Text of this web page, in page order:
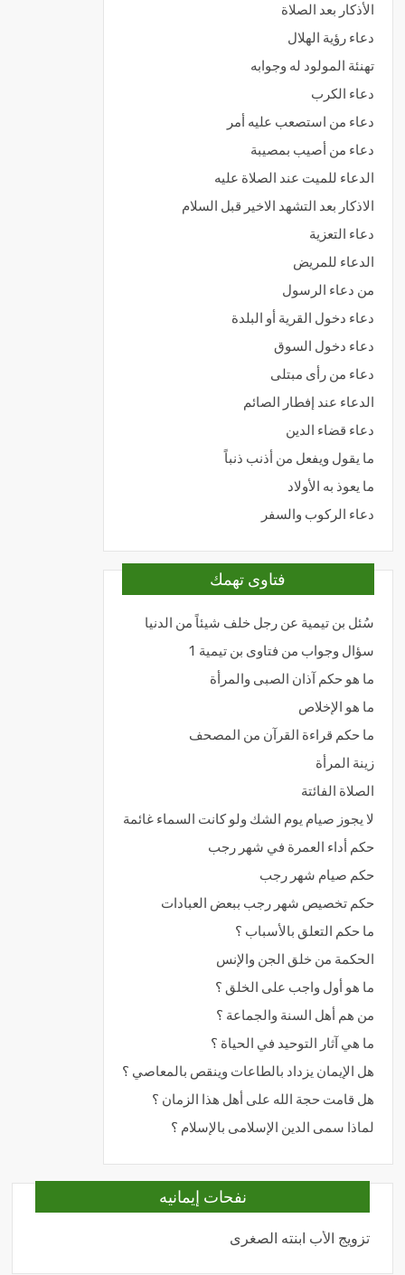
الأذكار بعد الصلاة
دعاء رؤية الهلال
تهنئة المولود له وجوابه
دعاء الكرب
دعاء من استصعب عليه أمر
دعاء من أصيب بمصيبة
الدعاء للميت عند الصلاة عليه
الاذكار بعد التشهد الاخير قبل السلام
دعاء التعزية
الدعاء للمريض
من دعاء الرسول
دعاء دخول القرية أو البلدة
دعاء دخول السوق
دعاء من رأى مبتلى
الدعاء عند إفطار الصائم
دعاء قضاء الدين
ما يقول ويفعل من أذنب ذنباً
ما يعوذ به الأولاد
دعاء الركوب والسفر
فتاوى تهمك
سُئل بن تيمية عن رجل خلف شيئاً من الدنيا
سؤال وجواب من فتاوى بن تيمية 1
ما هو حكم آذان الصبى والمرأة
ما هو الإخلاص
ما حكم قراءة القرآن من المصحف
زينة المرأة
الصلاة الفائتة
لا يجوز صيام يوم الشك ولو كانت السماء غائمة
حكم أداء العمرة في شهر رجب
حكم صيام شهر رجب
حكم تخصيص شهر رجب ببعض العبادات
ما حكم التعلق بالأسباب ؟
الحكمة من خلق الجن والإنس
ما هو أول واجب على الخلق ؟
من هم أهل السنة والجماعة ؟
ما هي آثار التوحيد في الحياة ؟
هل الإيمان يزداد بالطاعات وينقص بالمعاصي ؟
هل قامت حجة الله على أهل هذا الزمان ؟
لماذا سمى الدين الإسلامى بالإسلام ؟
نفحات إيمانيه
تزويج الأب ابنته الصغرى